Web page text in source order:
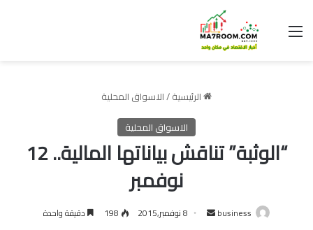
القائمة
الرئيسية/الاسواق المحلية
الاسواق المحلية
“الوثبة” تناقش بياناتها المالية.. 12
نوفمبر
business
أرسل 8 نوفمبر,2015 198 دقيقة واحدة